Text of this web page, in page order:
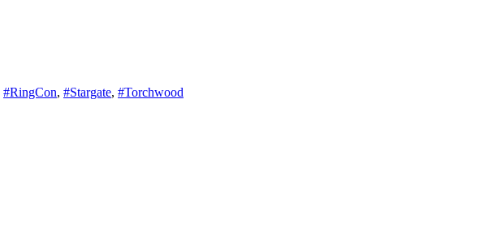
#RingCon, #Stargate, #Torchwood